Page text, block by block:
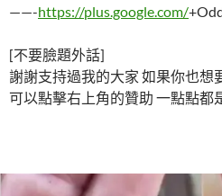
——-https://plus.google.com/
[不要臉題外話]
謝謝支持過我的大家 如果你也想
可以點擊右上角的贊助 一點點都